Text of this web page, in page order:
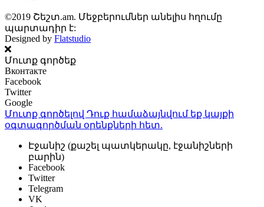
©2019 Շեշտ.am. Մեջբերումներ անելիս հղումը
պարտադիր է:
Designed by Flatstudio
Մուտք գործեք
Вконтакте
Facebook
Twitter
Google
Մուտք գործելով Դուք համաձայնվում եք կայքի
օգտագործման օրենքների հետ.
Էջանիշ (քաշել պատկերակը, էջանիշների
բարին)
Facebook
Twitter
Telegram
VK